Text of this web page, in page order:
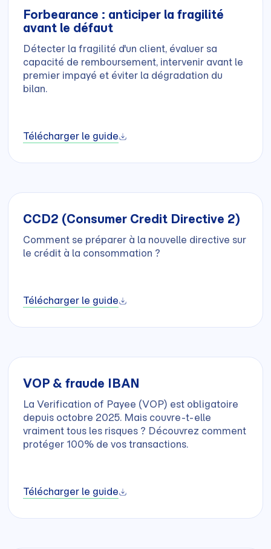
Forbearance : anticiper la fragilité
avant le défaut
Détecter la fragilité d'un client, évaluer sa
capacité de remboursement, intervenir avant le
premier impayé et éviter la dégradation du
bilan.
Télécharger le guide
CCD2 (Consumer Credit Directive 2)
Comment se préparer à la nouvelle directive sur
le crédit à la consommation ?
Télécharger le guide
VOP & fraude IBAN
La Verification of Payee (VOP) est obligatoire
depuis octobre 2025. Mais couvre-t-elle
vraiment tous les risques ? Découvrez comment
protéger 100% de vos transactions.
Télécharger le guide